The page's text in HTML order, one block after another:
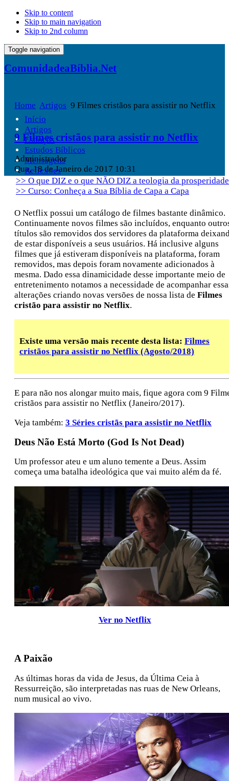
Skip to content
Skip to main navigation
Skip to 2nd column
Toggle navigation
ComunidadeaBíblia.Net
Início
Artigos
Esboços
Estudos Bíblicos
Mensagens
Reflexões
Home Artigos 9 Filmes cristãos para assistir no Netflix
9 Filmes cristãos para assistir no Netflix
Administrador
Qua, 18 de Janeiro de 2017 10:31
>> O que DIZ e o que NÃO DIZ a teologia da prosperidade
>> Curso: Conheça a Sua Bíblia de Capa a Capa
O Netflix possui um catálogo de filmes bastante dinâmico.
Continuamente novos filmes são incluídos, enquanto
títulos são removidos dos servidores da plataforma
de estar disponíveis a seus usuários. Há inclusive alguns
filmes que já estiveram disponíveis na plataforma, foram
removidos, mas depois foram novamente adicionados à
mesma. Dado essa dinamicidade desse importante meio de
entretenimento notamos a necessidade de acompanhar
alterações criando novas versões de nossa lista de Filmes
cristão para assistir no Netflix.
Existe uma versão mais recente desta lista: Filmes
cristãos para assistir no Netflix (Agosto/2018)
E para não nos alongar muito mais, fique agora com 9
cristãos para assistir no Netflix (Janeiro/2017).
Veja também: 3 Séries cristãs para assistir no Netflix
Deus Não Está Morto (God Is Not Dead)
Um professor ateu e um aluno temente a Deus. Assim
começa uma batalha ideológica que vai muito além da fé.
Ver no Netflix
A Paixão
As últimas horas da vida de Jesus, da Última Ceia à
Ressurreição, são interpretadas nas ruas de New Orleans,
num musical ao vivo.